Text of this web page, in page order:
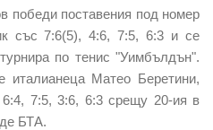
победи поставения под номер
със 7:6(5), 4:6, 7:5, 6:3 и се
по тенис "Уимбълдън".
Матео Беретини,
7:5, 3:6, 6:3 срещу 20-ия в
БТА.